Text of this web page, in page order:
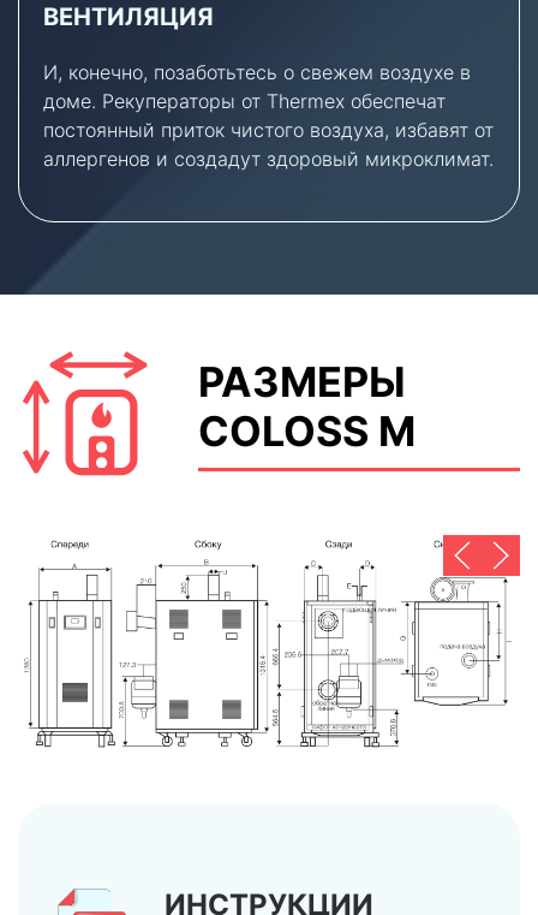
ВЕНТИЛЯЦИЯ
И, конечно, позаботьтесь о свежем воздухе в
доме. Рекуператоры от Thermex обеспечат
постоянный приток чистого воздуха, избавят от
аллергенов и создадут здоровый микроклимат.
РАЗМЕРЫ
COLOSS M
ИНСТРУКЦИИ